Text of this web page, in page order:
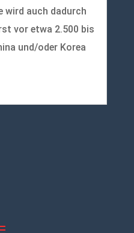
wird auch dadurch
vor etwa 2.500 bis
und/oder Korea